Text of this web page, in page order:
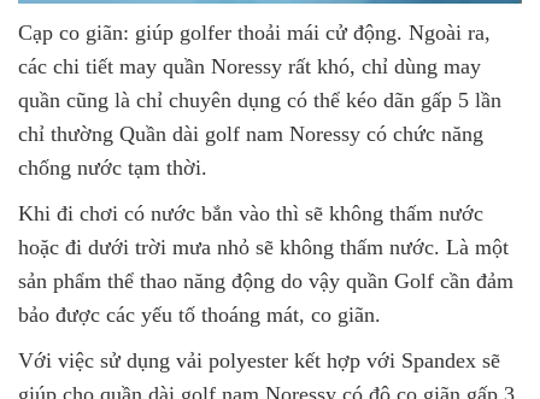
Cạp co giãn: giúp golfer thoải mái cử động. Ngoài ra,
các chi tiết may quần Noressy rất khó, chỉ dùng may
quần cũng là chỉ chuyên dụng có thể kéo dãn gấp 5 lần
chỉ thường Quần dài golf nam Noressy có chức năng
chống nước tạm thời.
Khi đi chơi có nước bắn vào thì sẽ không thấm nước
hoặc đi dưới trời mưa nhỏ sẽ không thấm nước. Là một
sản phẩm thể thao năng động do vậy quần Golf cần đảm
bảo được các yếu tố thoáng mát, co giãn.
Với việc sử dụng vải polyester kết hợp với Spandex sẽ